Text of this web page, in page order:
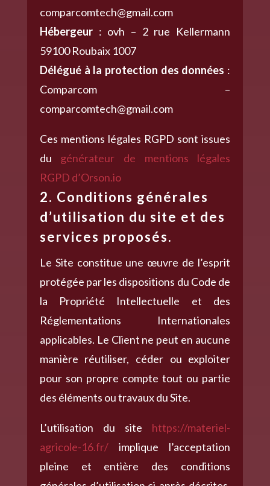
comparcomtech@gmail.com
Hébergeur : ovh – 2 rue Kellermann
59100 Roubaix 1007
Délégué à la protection des données :
Comparcom –
comparcomtech@gmail.com
Ces mentions légales RGPD sont issues
du
générateur de mentions légales
RGPD d’Orson.io
2. Conditions générales
d’utilisation du site et des
services proposés.
Le Site constitue une œuvre de l’esprit
protégée par les dispositions du Code de
la Propriété Intellectuelle et des
Réglementations Internationales
applicables. Le Client ne peut en aucune
manière réutiliser, céder ou exploiter
pour son propre compte tout ou partie
des éléments ou travaux du Site.
L’utilisation du site https://materiel-
agricole-16.fr/implique l’acceptation
pleine et entière des conditions